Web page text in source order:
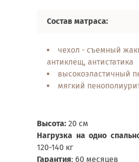
Состав матраса:
чехол - съемный
антиклещ, антистатика
высокоэластичный
мягкий
Высота: 20 см
Нагрузка на одно
120-140 кг
Гарантия: 60 месяцев